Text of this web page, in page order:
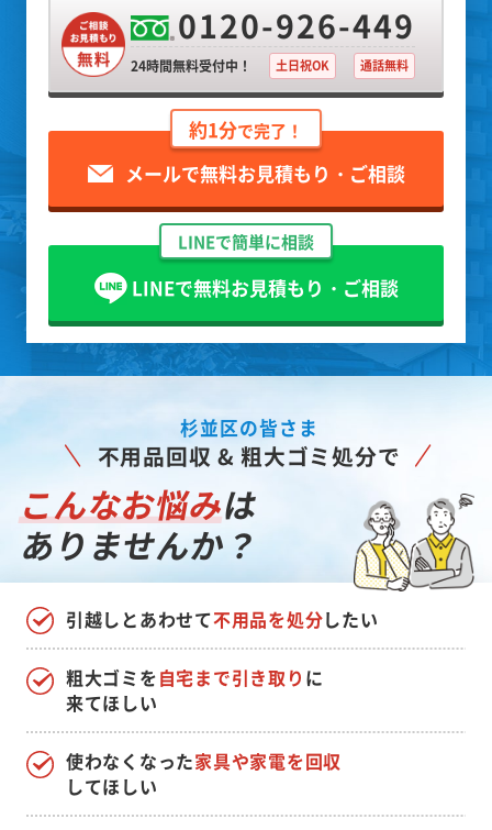
0120-926-449
24時間無料受付中！ 土日祝OK 通話無料
約1分で完了！
メールで無料お見積もり・ご相談
LINEで簡単に相談
LINEで無料お見積もり・ご相談
杉並区の皆さま
不用品回収 & 粗大ゴミ処分で
こんなお悩みは
ありませんか？
引越しとあわせて不用品を処分したい
使わなくなった家具や家電を回収
してほしい
粗大ゴミを自宅まで引き取り に
来てほしい